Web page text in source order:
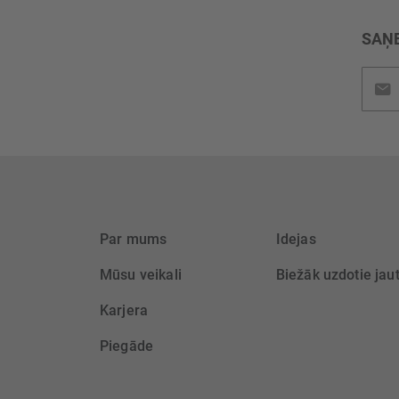
Par mums
Mūsu veikali
Karjera
Piegāde
Idejas
Biežāk uzdotie